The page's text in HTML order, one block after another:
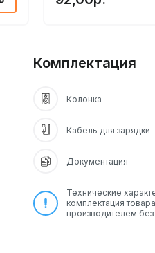
Комплектация
Колонка
Кабель для зарядки
Документация
Технические
комплектация
производителем